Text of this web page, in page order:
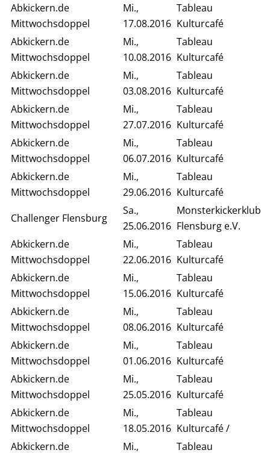
Abkickern.de
Mittwochsdoppel
Mi.,
17.08.2016
Tableau
Kulturcafé
Abkickern.de
Mittwochsdoppel
Mi.,
10.08.2016
Tableau
Kulturcafé
Abkickern.de
Mittwochsdoppel
Mi.,
03.08.2016
Tableau
Kulturcafé
Abkickern.de
Mittwochsdoppel
Mi.,
27.07.2016
Tableau
Kulturcafé
Abkickern.de
Mittwochsdoppel
Mi.,
06.07.2016
Tableau
Kulturcafé
Abkickern.de
Mittwochsdoppel
Mi.,
29.06.2016
Tableau
Kulturcafé
Challenger Flensburg
Sa.,
25.06.2016
Monsterkickerklub
Flensburg e.V.
Abkickern.de
Mittwochsdoppel
Mi.,
22.06.2016
Tableau
Kulturcafé
Abkickern.de
Mittwochsdoppel
Mi.,
15.06.2016
Tableau
Kulturcafé
Abkickern.de
Mittwochsdoppel
Mi.,
08.06.2016
Tableau
Kulturcafé
Abkickern.de
Mittwochsdoppel
Mi.,
01.06.2016
Tableau
Kulturcafé
Abkickern.de
Mittwochsdoppel
Mi.,
25.05.2016
Tableau
Kulturcafé
Abkickern.de
Mittwochsdoppel
Mi.,
18.05.2016
Tableau
Kulturcafé /
Abkickern.de
Mi., Tableau